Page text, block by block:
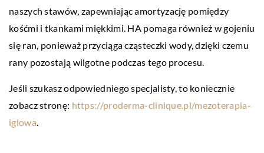
naszych stawów, zapewniając amortyzację pomiędzy
kośćmi i tkankami miękkimi. HA pomaga również w gojeniu
się ran, ponieważ przyciąga cząsteczki wody, dzięki czemu
rany pozostają wilgotne podczas tego procesu.
Jeśli szukasz odpowiedniego specjalisty, to koniecznie
zobacz stronę: https://proderma-clinique.pl/mezoterapia-
iglowa.